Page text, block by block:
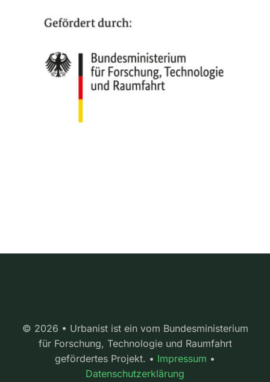
© 2026 • Urbanist ist ein vom Bundesministerium
für Forschung, Technologie und Raumfahrt
gefördertes Projekt. • Impressum •
Datenschutzerklärung